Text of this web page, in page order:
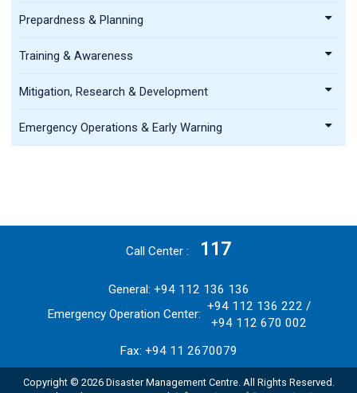
Prepardness & Planning
Training & Awareness
Mitigation, Research & Development
Emergency Operations & Early Warning
Call Center 117
General: +94 112 136 136
Emergency Operation Center:
+94 112 136 222 /
+94 112 670 002
Fax: +94 11 2670079
Copyright © 2026 Disaster Management Centre. All Rights Reserved.